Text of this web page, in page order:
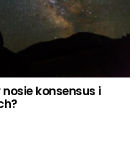
konsensus i